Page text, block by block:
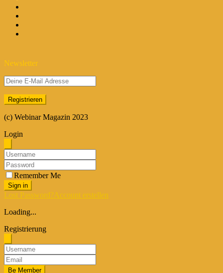
Newsletter
(c) Webinar Magazin 2023
Login
Remember Me
Sign in
Lost Password?Account erstellen
Loading...
Registrierung
Be Member